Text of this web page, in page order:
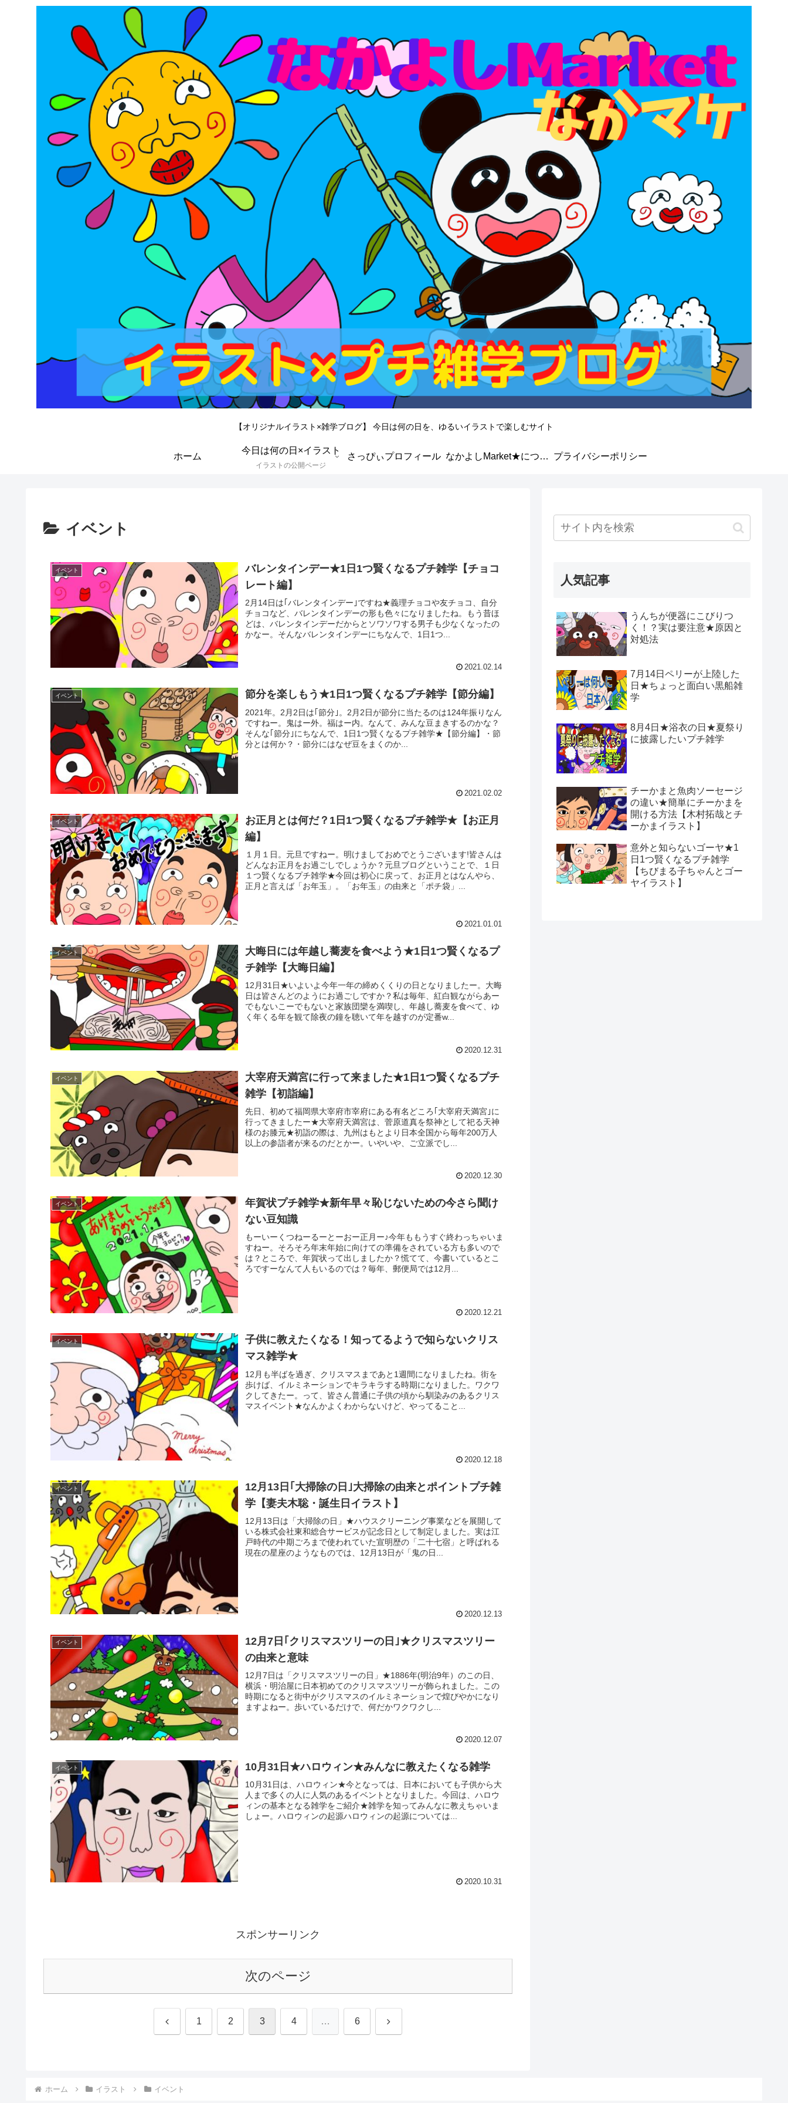
【オリジナルイラスト×雑学ブログ】 今日は何の日を、ゆるいイラストで楽しむサイト
ホーム
今日は何の日×イラスト
イラストの公開ページ
さっぴぃプロフィール なかよしMarket★について プライバシーポリシー
イベント
イベント
バレンタインデー★1日1つ賢くなるプチ雑学【チョコ
レート編】
2月14日は｢バレンタインデー｣ですね★義理チョコや友チョコ、自分
チョコなど、バレンタインデーの形も色々になりましたね。もう昔ほ
どは、バレンタインデーだからとソワソワする男子も少なくなったの
かなー。そんなバレンタインデーにちなんで、1日1つ...
2021.02.14
イベント 節分を楽しもう★1日1つ賢くなるプチ雑学【節分編】
2021年。2月2日は｢節分｣。2月2日が節分に当たるのは124年振りなん
ですねー。鬼はー外。福はー内。なんて、みんな豆まきするのかな？
そんな｢節分｣にちなんで、1日1つ賢くなるプチ雑学★【節分編】・節
分とは何か？・節分にはなぜ豆をまくのか...
2021.02.02
イベント
お正月とは何だ？1日1つ賢くなるプチ雑学★【お正月
編】
１月１日。元旦ですねー。明けましておめでとうございます!皆さんは
どんなお正月をお過ごしでしょうか？元旦ブログということで、１日
１つ賢くなるプチ雑学★今回は初心に戻って、お正月とはなんやら、
正月と言えば「お年玉」。「お年玉」の由来と「ポチ袋」...
2021.01.01
イベント
大晦日には年越し蕎麦を食べよう★1日1つ賢くなるプ
チ雑学【大晦日編】
12月31日★いよいよ今年一年の締めくくりの日となりましたー。大晦
日は皆さんどのようにお過ごしですか？私は毎年、紅白観ながらあー
でもないこーでもないと家族団欒を満喫し、年越し蕎麦を食べて、ゆ
く年くる年を観て除夜の鐘を聴いて年を越すのが定番w...
2020.12.31
イベント
大宰府天満宮に行って来ました★1日1つ賢くなるプチ
雑学【初詣編】
先日、初めて福岡県大宰府市宰府にある有名どころ｢大宰府天満宮｣に
行ってきましたー★大宰府天満宮は、菅原道真を祭神として祀る天神
様のお膝元★初詣の際は、九州はもとより日本全国から毎年200万人
以上の参詣者が来るのだとかー。いやいや、ご立派でし...
2020.12.30
イベント
年賀状プチ雑学★新年早々恥じないための今さら聞け
ない豆知識
もーいーくつねーるーとーおー正月ー♪今年ももうすぐ終わっちゃいま
すねー。そろそろ年末年始に向けての準備をされている方も多いので
は？ところで、年賀状って出しましたか？慌てて、今書いているとこ
ろですーなんて人もいるのでは？毎年、郵便局では12月...
2020.12.21
イベント
子供に教えたくなる！知ってるようで知らないクリス
マス雑学★
12月も半ばを過ぎ、クリスマスまであと1週間になりましたね。街を
歩けば、イルミネーションでキラキラする時期になりました。ワクワ
クしてきたー。って、皆さん普通に子供の頃から馴染みのあるクリス
マスイベント★なんかよくわからないけど、やってること...
2020.12.18
イベント
12月13日｢大掃除の日｣大掃除の由来とポイントプチ雑
学【妻夫木聡・誕生日イラスト】
12月13日は「大掃除の日」★ハウスクリーニング事業などを展開して
いる株式会社東和総合サービスが記念日として制定しました。実は江
戸時代の中期ごろまで使われていた宣明歴の「二十七宿」と呼ばれる
現在の星座のようなものでは、12月13日が「鬼の日...
2020.12.13
イベント
12月7日｢クリスマスツリーの日｣★クリスマスツリー
の由来と意味
12月7日は「クリスマスツリーの日」★1886年(明治9年）のこの日、
横浜・明治屋に日本初めてのクリスマスツリーが飾られました。この
時期になると街中がクリスマスのイルミネーションで煌びやかになり
ますよねー。歩いているだけで、何だかワクワクし...
2020.12.07
イベント 10月31日★ハロウィン★みんなに教えたくなる雑学
10月31日は、ハロウィン★今となっては、日本においても子供から大
人まで多くの人に人気のあるイベントとなりました。今回は、ハロウ
ィンの基本となる雑学をご紹介★雑学を知ってみんなに教えちゃいま
しょー。ハロウィンの起源ハロウィンの起源については...
2020.10.31
スポンサーリンク
次のページ
前 1 2 3 4 … 6 次
人気記事
うんちが便器にこびりつ
く！？実は要注意★原因と
対処法
7月14日ペリーが上陸した
日★ちょっと面白い黒船雑
学
8月4日★浴衣の日★夏祭り
に披露したいプチ雑学
チーかまと魚肉ソーセージ
の違い★簡単にチーかまを
開ける方法【木村拓哉とチ
ーかまイラスト】
意外と知らないゴーヤ★1
日1つ賢くなるプチ雑学
【ちびまる子ちゃんとゴー
ヤイラスト】
ホーム イラスト イベント